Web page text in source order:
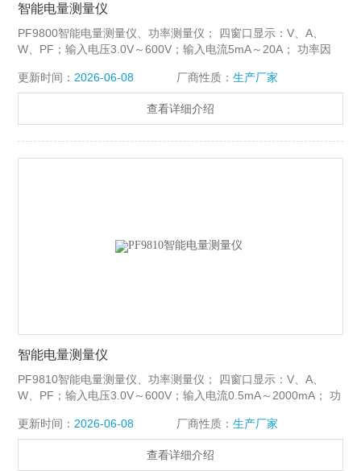
智能电量测量仪
PF9800智能电量测量仪、功率测量仪； 四窗口显示：V、A、
W、PF；输入电压3.0V～600V；输入电流5mA～20A； 功率因
更新时间： 2026-06-08 厂商性质： 生产厂家
查看详细介绍
智能电量测量仪
PF9810智能电量测量仪、功率测量仪； 四窗口显示：V、A、
W、PF；输入电压3.0V～600V；输入电流0.5mA～2000mA； 功
更新时间： 2026-06-08 厂商性质： 生产厂家
查看详细介绍